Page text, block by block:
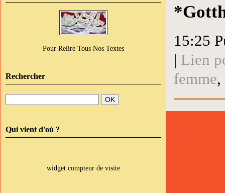
Pour Relire Tous Nos Textes
Rechercher
Qui vient d'où ?
widget compteur de visite
*
15:25
| Lien
femme,